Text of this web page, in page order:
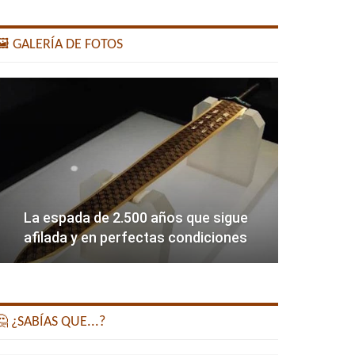
GALERÍA DE FOTOS
La espada de 2.500 años que sigue
afilada y en perfectas condiciones
¿SABÍAS QUE...?